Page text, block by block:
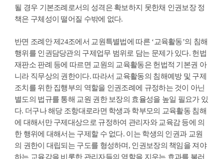
될 경우 기본조례로서의 성격은 확보하지 못한채 인권보장 정
책은 구체성이 떨어질 수밖에 없다.
반면 조례안 제24조에서 교원특별법에 따른 ‘교육활동’의 침해
행위를 인권담당관의 구제업무 범위로 담는 문제가 있다. 헌법
재판소 판례 등에 따르면 교원의 교육활동은 헌법적 기본권 아
니라 직무상의 권한이다. 따라서 교육활동의 침해예방 및 구제
조치를 위한 집행부의 역할을 인권조례에 규정하는 것이 아닌
별도의 법규를 통해 교원 권한 보장의 효율성을 높일 필요가 있
다. 더구나 해당 조항대로라면 학생과 학부모의 교육활동 침해
에 대해서만 구제대상으로 규정하여 관리자와 교육감 등에 의
한 행위에 대해서는 구제할 수 없다. 이는 학생의 인권과 교원
의 권한이 대립되는 구도를 형성하며, 인권보장의 책임을 져야
하는 교육감을 비롯한 관리자들의 역할을 지우는 효과를 불러